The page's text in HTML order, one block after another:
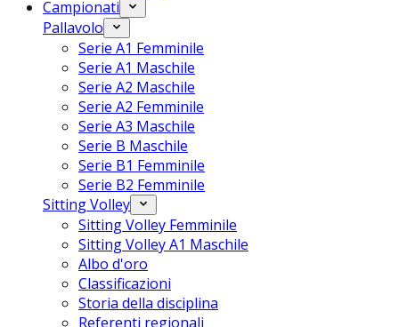
Campionati
Pallavolo
Serie A1 Femminile
Serie A1 Maschile
Serie A2 Maschile
Serie A2 Femminile
Serie A3 Maschile
Serie B Maschile
Serie B1 Femminile
Serie B2 Femminile
Sitting Volley
Sitting Volley Femminile
Sitting Volley A1 Maschile
Albo d'oro
Classificazioni
Storia della disciplina
Referenti regionali